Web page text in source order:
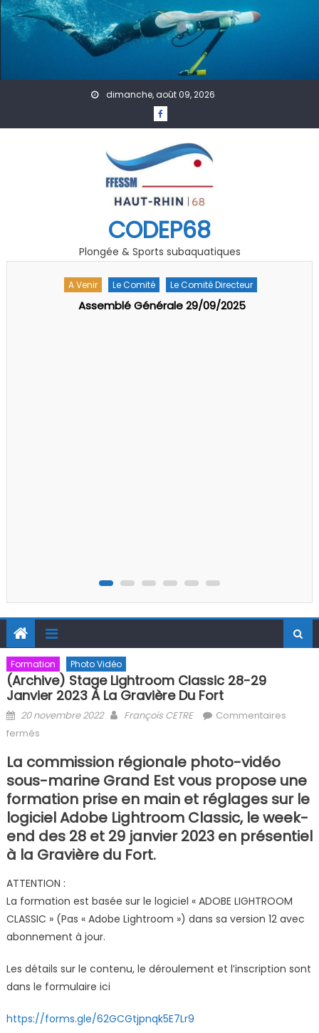
Skip to content
dimanche, août 09, 2026
CODEP68
Plongée & Sports subaquatiques
A Venir Accueil Actualités
Rencontre Régionale « Jeunes » Grand EST FFESSM
Formation Photo Vidéo
(Archive) Stage Lightroom Classic 28-29
Janvier 2023 À La Gravière Du Fort
Posted on
20 novembre 2022 Author
François CETRE
Commentaires
fermés
La commission régionale photo-vidéo
sous-marine Grand Est vous propose une
formation prise en main et réglages sur le
logiciel Adobe Lightroom Classic, le week-
end des 28 et 29 janvier 2023 en présentiel
à la Gravière du Fort.
ATTENTION :
La formation est basée sur le logiciel « ADOBE LIGHTROOM
CLASSIC » (Pas « Adobe Lightroom ») dans sa version 12 avec
abonnement à jour.
Les détails sur le contenu, le déroulement et l’inscription sont
dans le formulaire ici
https://forms.gle/62GCGtjpnqk5E7Lr9